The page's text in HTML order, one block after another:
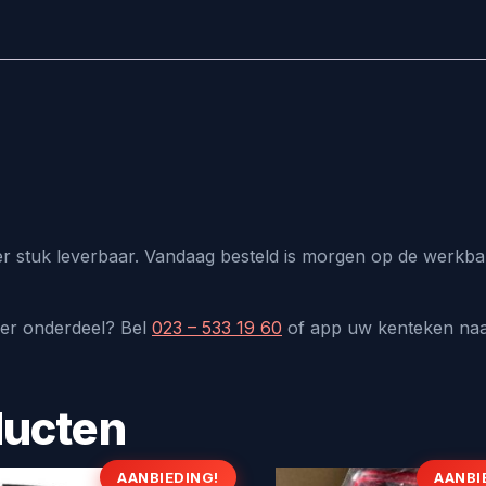
stuk leverbaar. Vandaag besteld is morgen op de
onderdeel? Bel 023 – 533 19 60 of app uw kenteken
AANBIEDING!